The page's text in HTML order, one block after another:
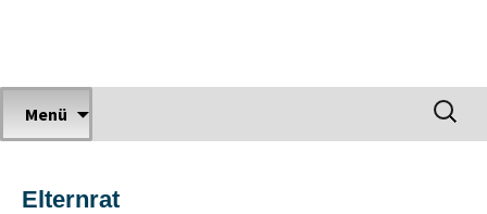
Menü
Suchen
nach:
Elternrat